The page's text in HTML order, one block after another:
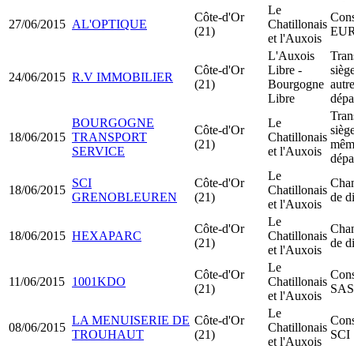
27/06/2015 AL'OPTIQUE
Côte-d'Or
(21)
Le
Chatillonais
et l'Auxois
24/06/2015 R.V IMMOBILIER
Côte-d'Or
(21)
L'Auxois
Libre -
Bourgogne
Libre
autre
18/06/2015
BOURGOGNE
TRANSPORT
SERVICE
Côte-d'Or
(21)
Le
Chatillonais
et l'Auxois
18/06/2015
SCI
GRENOBLEUREN
Côte-d'Or
(21)
Le
Chatillonais
et l'Auxois
de
18/06/2015 HEXAPARC
Côte-d'Or
(21)
Le
Chatillonais
et l'Auxois
de
11/06/2015 1001KDO
Côte-d'Or
(21)
Le
Chatillonais
et l'Auxois
08/06/2015
LA MENUISERIE DE
TROUHAUT
Côte-d'Or
(21)
Le
Chatillonais
et l'Auxois
SCI